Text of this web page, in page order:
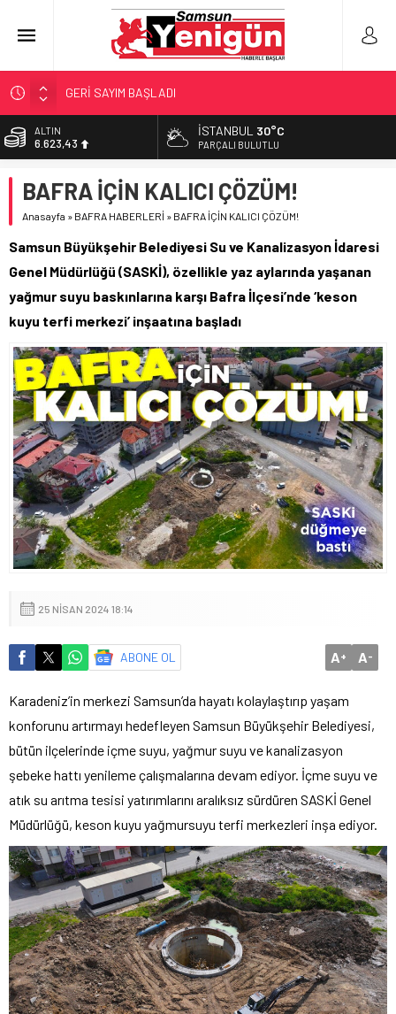
GERİ SAYIM BAŞLADI
SAMSUNSPOR’DA HEDEF 5’İNCİLİK!
‘BAFRA’YA YATIRIM YAPIN!’
YÖNETİCİ SEÇERKEN YAPILAN EN BÜYÜK HATALAR
ALTIN
6.623,43
13.785,25
DOLAR
55,0748
İSTANBUL 30°C
PARÇALI BULUTLU
BAFRA İÇİN KALICI ÇÖZÜM!
Anasayfa » BAFRA HABERLERİ » BAFRA İÇİN KALICI ÇÖZÜM!
Samsun Büyükşehir Belediyesi Su ve Kanalizasyon İdaresi
Genel Müdürlüğü (SASKİ), özellikle yaz aylarında yaşanan
yağmur suyu baskınlarına karşı Bafra İlçesi’nde ‘keson
kuyu terfi merkezi’ inşaatına başladı
25 NISAN 2024 18:14
ABONE OL A+ A-
Karadeniz’in merkezi Samsun’da hayatı kolaylaştırıp yaşam
konforunu artırmayı hedefleyen Samsun Büyükşehir Belediyesi,
bütün ilçelerinde içme suyu, yağmur suyu ve kanalizasyon
şebeke hattı yenileme çalışmalarına devam ediyor. İçme suyu ve
atık su arıtma tesisi yatırımlarını aralıksız sürdüren SASKİ Genel
Müdürlüğü, keson kuyu yağmursuyu terfi merkezleri inşa ediyor.